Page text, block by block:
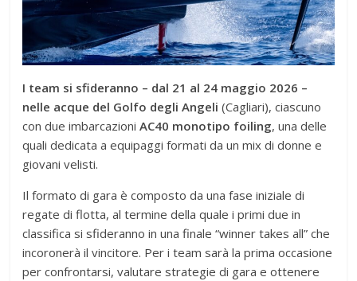
I team si sfideranno – dal 21 al 24 maggio 2026 –
nelle acque del Golfo degli Angeli (Cagliari), ciascuno
con due imbarcazioniAC40 monotipo foiling, una delle
quali dedicata a equipaggi formati da un mix di donne e
giovani velisti.
Il formato di gara è composto da una fase iniziale di
regate di flotta, al termine della quale i primi due in
classifica si sfideranno in una finale “winner takes all” che
incoronerà il vincitore. Per i team sarà la prima occasione
per confrontarsi, valutare strategie di gara e ottenere